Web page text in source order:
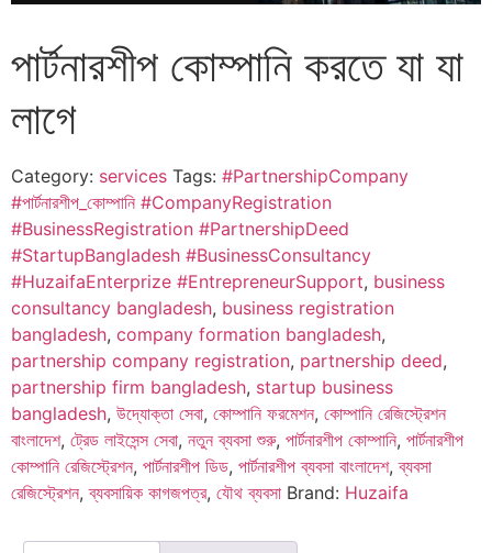
পার্টনারশীপ কোম্পানি করতে যা যা
লাগে
Category: services Tags: #PartnershipCompany
#পার্টনারশীপ_কোম্পানি #CompanyRegistration
#BusinessRegistration #PartnershipDeed
#StartupBangladesh #BusinessConsultancy
#HuzaifaEnterprize #EntrepreneurSupport, business
consultancy bangladesh, business registration
bangladesh, company formation bangladesh,
partnership company registration, partnership deed,
partnership firm bangladesh, startup business
bangladesh, উদ্যোক্তা সেবা, কোম্পানি ফরমেশন, কোম্পানি রেজিস্ট্রেশন
বাংলাদেশ, ট্রেড লাইসেন্স সেবা, নতুন ব্যবসা শুরু, পার্টনারশীপ কোম্পানি, পার্টনারশীপ
কোম্পানি রেজিস্ট্রেশন, পার্টনারশীপ ডিড, পার্টনারশীপ ব্যবসা বাংলাদেশ,ব্যবসা
রেজিস্ট্রেশন,ব্যবসায়িক কাগজপত্র, যৌথ ব্যবসা Brand: Huzaifa